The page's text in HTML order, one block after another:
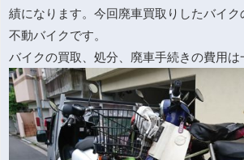
績になります。今回廃車買取りしたバイ
不動バイクです。
バイクの買取、処分、廃車手続きの費用は